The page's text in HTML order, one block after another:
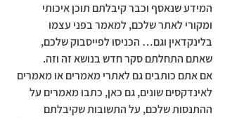
המידע שנאסף וכבר קיבלתם תוכן איכותי
ומקורי לאתר שלכם, למאמר בפני עצמו
בלינקדאין וגם… הכניסו לפייסבוק שלכם,
שאתם התחלתם סקר חדש בנושא זה וזה.
אם אתם כותבים גם לאתרי מאמרים או מאמרים
לאינדקסים שונים, גם כאן, כתבו מאמרים על
ההתנסות שלכם, על התשובות שקיבלתם